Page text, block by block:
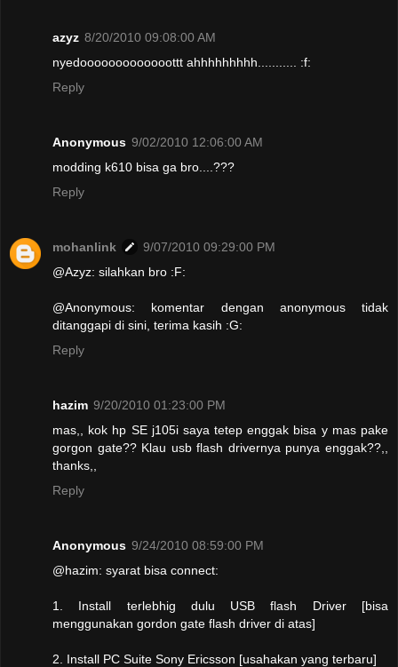
azyz 8/20/2010 09:08:00 AM
nyedooooooooooooottt ahhhhhhhhh........... :f:
Reply
Anonymous 9/02/2010 12:06:00 AM
modding k610 bisa ga bro....???
Reply
mohanlink
9/07/2010 09:29:00 PM
@Azyz: silahkan bro :F:
@Anonymous: komentar dengan anonymous tidak
ditanggapi di sini, terima kasih :G:
Reply
hazim 9/20/2010 01:23:00 PM
mas,, kok hp SE j105i saya tetep enggak bisa y mas pake
gorgon gate?? Klau usb flash drivernya punya enggak??,,
thanks,,
Reply
Anonymous 9/24/2010 08:59:00 PM
@hazim: syarat bisa connect:
1. Install terlebhig dulu USB flash Driver [bisa
menggunakan gordon gate flash driver di atas]
2. Install PC Suite Sony Ericsson [usahakan yang terbaru]